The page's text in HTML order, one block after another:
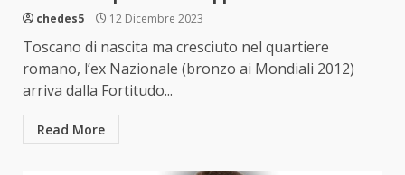
chedes5 12 Dicembre 2023
Toscano di nascita ma cresciuto nel quartiere
romano, l’ex Nazionale (bronzo ai Mondiali 2012)
arriva dalla Fortitudo...
Read More